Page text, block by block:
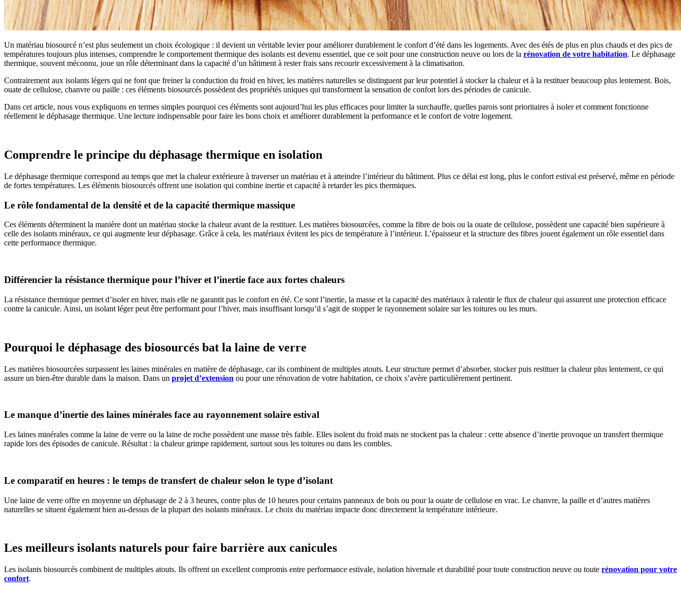
Un matériau biosourcé n’est plus seulement un choix écologique : il devient un véritable levier pour améliorer durablement le confort d’été dans les logements. Avec des étés de plus en plus chauds et des pics de
températures toujours plus intenses, comprendre le comportement thermique des isolants est devenu essentiel, que ce soit pour une construction neuve ou lors de la rénovation de votre habitation. Le déphasage
thermique, souvent méconnu, joue un rôle déterminant dans la capacité d’un bâtiment à rester frais sans recourir excessivement à la climatisation.
Contrairement aux isolants légers qui ne font que freiner la conduction du froid en hiver, les matières naturelles se distinguent par leur potentiel à stocker la chaleur et à la restituer beaucoup plus lentement. Bois,
ouate de cellulose, chanvre ou paille : ces éléments biosourcés possèdent des propriétés uniques qui transforment la sensation de confort lors des périodes de canicule.
Dans cet article, nous vous expliquons en termes simples pourquoi ces éléments sont aujourd’hui les plus efficaces pour limiter la surchauffe, quelles parois sont prioritaires à isoler et comment fonctionne
réellement le déphasage thermique. Une lecture indispensable pour faire les bons choix et améliorer durablement la performance et le confort de votre logement.
Comprendre le principe du déphasage thermique en isolation
Le déphasage thermique correspond au temps que met la chaleur extérieure à traverser un matériau et à atteindre l’intérieur du bâtiment. Plus ce délai est long, plus le confort estival est préservé, même en période
de fortes températures. Les éléments biosourcés offrent une isolation qui combine inertie et capacité à retarder les pics thermiques.
Le rôle fondamental de la densité et de la capacité thermique massique
Ces éléments déterminent la manière dont un matériau stocke la chaleur avant de la restituer. Les matières biosourcées, comme la fibre de bois ou la ouate de cellulose, possèdent une capacité bien supérieure à
celle des isolants minéraux, ce qui augmente leur déphasage. Grâce à cela, les matériaux évitent les pics de température à l’intérieur. L’épaisseur et la structure des fibres jouent également un rôle essentiel dans
cette performance thermique.
Différencier la résistance thermique pour l’hiver et l’inertie face aux fortes chaleurs
La résistance thermique permet d’isoler en hiver, mais elle ne garantit pas le confort en été. Ce sont l’inertie, la masse et la capacité des matériaux à ralentir le flux de chaleur qui assurent une protection efficace
contre la canicule. Ainsi, un isolant léger peut être performant pour l’hiver, mais insuffisant lorsqu’il s’agit de stopper le rayonnement solaire sur les toitures ou les murs.
Pourquoi le déphasage des biosourcés bat la laine de verre
Les matières biosourcées surpassent les laines minérales en matière de déphasage, car ils combinent de multiples atouts. Leur structure permet d’absorber, stocker puis restituer la chaleur plus lentement, ce qui
assure un bien-être durable dans la maison. Dans un projet d’extension ou pour une rénovation de votre habitation, ce choix s’avère particulièrement pertinent.
Le manque d’inertie des laines minérales face au rayonnement solaire estival
Les laines minérales comme la laine de verre ou la laine de roche possèdent une masse très faible. Elles isolent du froid mais ne stockent pas la chaleur : cette absence d’inertie provoque un transfert thermique
rapide lors des épisodes de canicule. Résultat : la chaleur grimpe rapidement, surtout sous les toitures ou dans les combles.
Le comparatif en heures : le temps de transfert de chaleur selon le type d’isolant
Une laine de verre offre en moyenne un déphasage de 2 à 3 heures, contre plus de 10 heures pour certains panneaux de bois ou pour la ouate de cellulose en vrac. Le chanvre, la paille et d’autres matières
naturelles se situent également bien au-dessus de la plupart des isolants minéraux. Le choix du matériau impacte donc directement la température intérieure.
Les meilleurs isolants naturels pour faire barrière aux canicules
Les isolants biosourcés combinent de multiples atouts. Ils offrent un excellent compromis entre performance estivale, isolation hivernale et durabilité pour toute construction neuve ou toute rénovation pour votre
confort.